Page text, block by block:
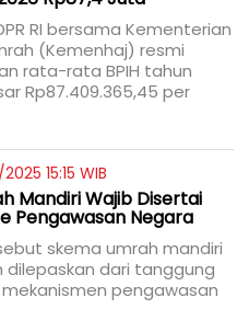
RI bersama Kementerian
(Kemenhaj) resmi
rata-rata BPIH tahun
Rp87.409.365,45 per
15:15 WIB
Mandiri Wajib Disertai
Pengawasan Negara
skema umrah mandiri
dilepaskan dari tanggung
pengawasan